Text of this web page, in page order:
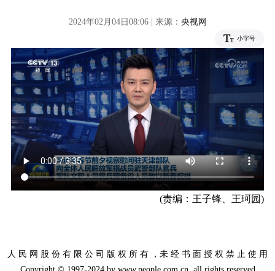
2024年02月04日08:06 | 来源： 央视网
小字号
(责编：王子锋、王珂园)
人 民 网 股 份 有 限 公 司 版 权 所 有 ，未 经 书 面 授 权 禁 止 使 用